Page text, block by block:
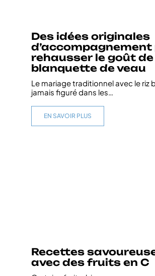
Des idées originales
d’accompagnement
rehausser le goût
blanquette de veau
Le mariage traditionnel avec le riz
jamais figuré dans les…
EN SAVOIR PLUS
Recettes
avec des fruits en C